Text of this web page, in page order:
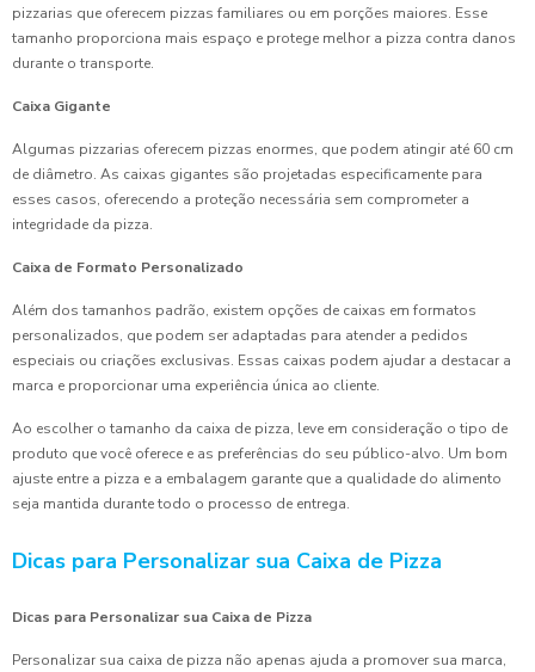
pizzarias que oferecem pizzas familiares ou em porções maiores. Esse
tamanho proporciona mais espaço e protege melhor a pizza contra danos
durante o transporte.
Caixa Gigante
Algumas pizzarias oferecem pizzas enormes, que podem atingir até 60 cm
de diâmetro. As caixas gigantes são projetadas especificamente para
esses casos, oferecendo a proteção necessária sem comprometer a
integridade da pizza.
Caixa de Formato Personalizado
Além dos tamanhos padrão, existem opções de caixas em formatos
personalizados, que podem ser adaptadas para atender a pedidos
especiais ou criações exclusivas. Essas caixas podem ajudar a destacar a
marca e proporcionar uma experiência única ao cliente.
Ao escolher o tamanho da caixa de pizza, leve em consideração o tipo de
produto que você oferece e as preferências do seu público-alvo. Um bom
ajuste entre a pizza e a embalagem garante que a qualidade do alimento
seja mantida durante todo o processo de entrega.
Dicas para Personalizar sua Caixa de Pizza
Dicas para Personalizar sua Caixa de Pizza
Personalizar sua caixa de pizza não apenas ajuda a promover sua marca,